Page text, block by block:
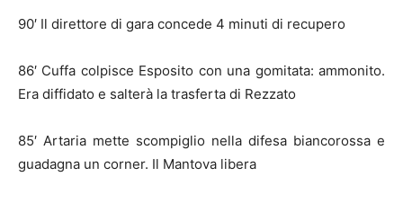
90′ Il direttore di gara concede 4 minuti di recupero
86′ Cuffa colpisce Esposito con una gomitata: ammonito.
Era diffidato e salterà la trasferta di Rezzato
85′ Artaria mette scompiglio nella difesa biancorossa e
guadagna un corner. Il Mantova libera